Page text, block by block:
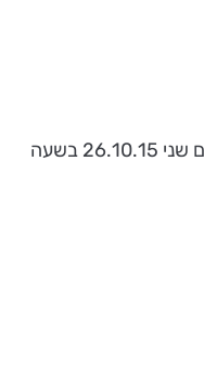
מוצ"ש 24.10.15 בשעה 20:30, יום שני 26.10.15 בשעה